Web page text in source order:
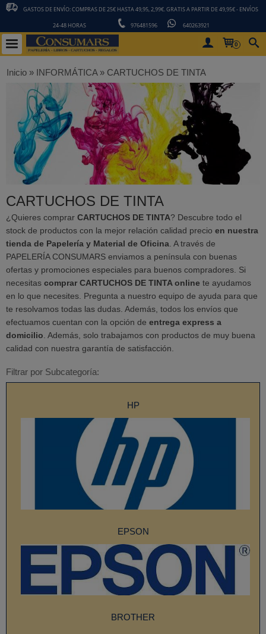
GASTOS DE ENVÍO: COMPRAS DE 25€ HASTA 49,95, 2,99€. GRATIS A PARTIR DE 49,95€ - ENVÍOS
24-48 HORAS 976481596 640263921
0
Inicio » INFORMÁTICA» CARTUCHOS DE TINTA
CARTUCHOS DE TINTA
¿Quieres comprar CARTUCHOS DE TINTA? Descubre todo el
stock de productos con la mejor relación calidad precio en nuestra
tienda de Papelería y Material de Oficina. A través de
PAPELERÍA CONSUMARS enviamos a península con buenas
ofertas y promociones especiales para buenos compradores. Si
necesitas comprar CARTUCHOS DE TINTA online te ayudamos
en lo que necesites. Pregunta a nuestro equipo de ayuda para que
te resolvamos todas las dudas. Además, todos los envíos que
efectuamos cuentan con la opción de entrega express a
domicilio. Además, solo trabajamos con productos de muy buena
calidad con nuestra garantía de satisfacción.
Filtrar por Subcategoría:
HP
EPSON
BROTHER